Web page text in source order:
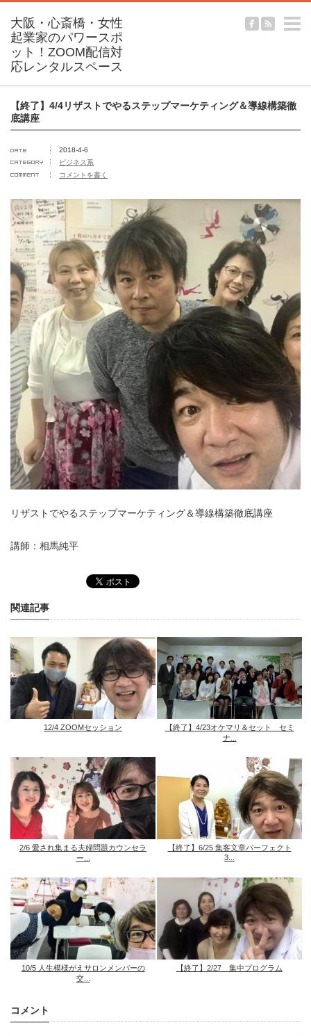
【終了】4/4リザストでやるステップマーケティング＆導線構築徹
底講座
2018-4-6
ビジネス系
コメントを書く
リザストでやるステップマーケティング＆導線構築徹底講座
講師：相馬純平
関連記事
12/4 ZOOMセッション
【終了】4/23オケマリ＆セット セミ
ナ...
2/6 愛され集まる夫婦問題カウンセラ
ー...
【終了】6/25 集客文章パーフェクト
3...
10/5 人生模様がえサロンメンバーの
交...
【終了】2/27 集中プログラム
コメント